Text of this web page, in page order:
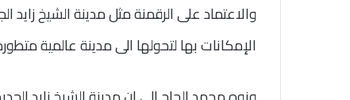
والاعتماد على الرقمنة مثل مدينة الشيخ
الإمكانات بها لتحولها الى مدينة عالمية